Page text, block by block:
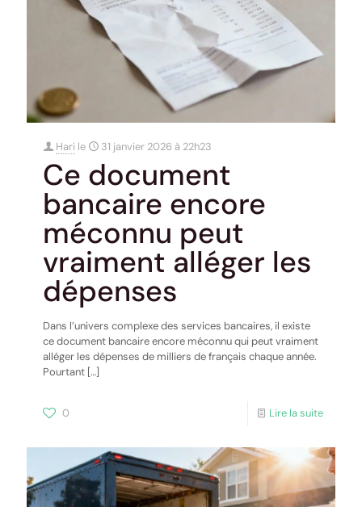
Hari le 31 janvier 2026 à 22h23
Ce document
bancaire encore
méconnu peut
vraiment alléger les
dépenses
Dans l’univers complexe des services bancaires, il existe
ce document bancaire encore méconnu qui peut vraiment
alléger les dépenses de milliers de français chaque année.
Pourtant […]
0 Lire la suite